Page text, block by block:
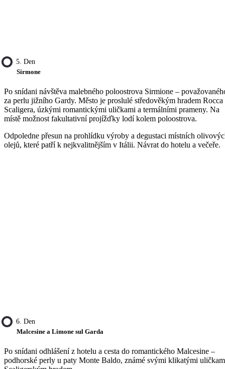
5. Den
Sirmone
Po snídani návštěva malebného poloostrova Sirmione –
za perlu jižního Gardy. Město je proslulé středověkým hradem Rocca
Scaligera, úzkými romantickými uličkami a termálními prameny. Na
místě možnost fakultativní projížďky lodí kolem poloostrova.
Odpoledne přesun na prohlídku výroby a degustaci místních
olejů, které patří k nejkvalitnějším v Itálii. Návrat do hotelu a večeře.
6. Den
Malcesine a Limone sul Garda
Po snídani odhlášení z hotelu a cesta do romantického Malcesine –
podhorské perly u paty Monte Baldo, známé svými klikatými